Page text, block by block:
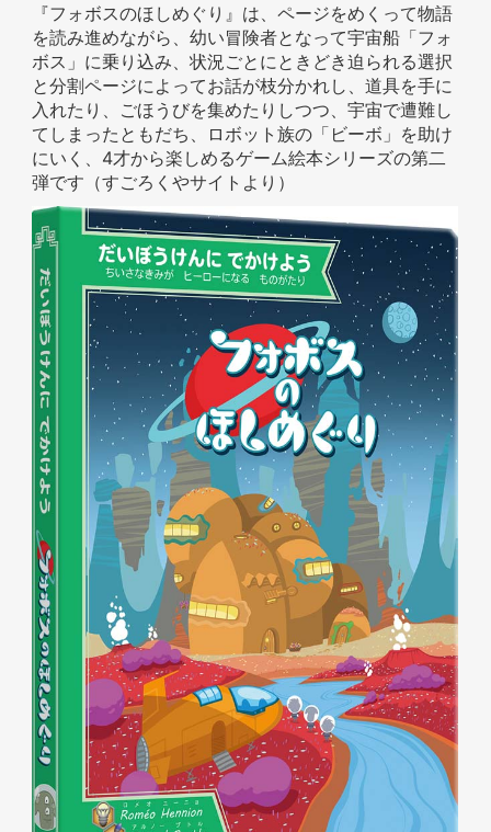
『フォボスのほしめぐり』は、ページをめくって物語
を読み進めながら、幼い冒険者となって宇宙船「フォ
ボス」に乗り込み、状況ごとにときどき迫られる選択
と分割ページによってお話が枝分かれし、道具を手に
入れたり、ごほうびを集めたりしつつ、宇宙で遭難し
てしまったともだち、ロボット族の「ビーボ」を助け
にいく、4才から楽しめるゲーム絵本シリーズの第二
弾です（すごろくやサイトより）